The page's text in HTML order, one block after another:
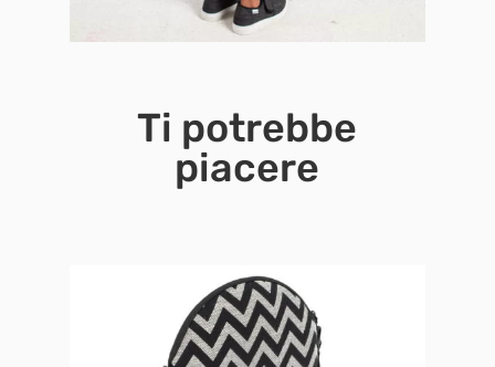
Ti potrebbe
piacere